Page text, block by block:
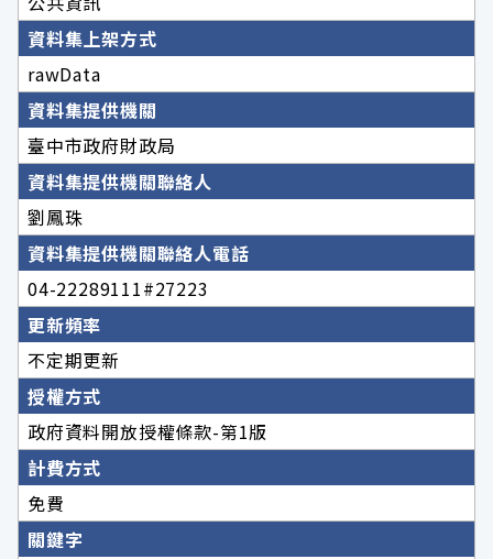
資料集上架方式
rawData
資料集提供機關
臺中市政府財政局
資料集提供機關聯絡人
劉鳳珠
資料集提供機關聯絡人電話
04-22289111#27223
更新頻率
不定期更新
授權方式
政府資料開放授權條款-第1版
計費方式
免費
關鍵字